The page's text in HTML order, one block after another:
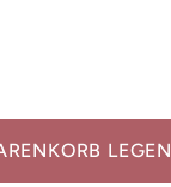
LEGEN